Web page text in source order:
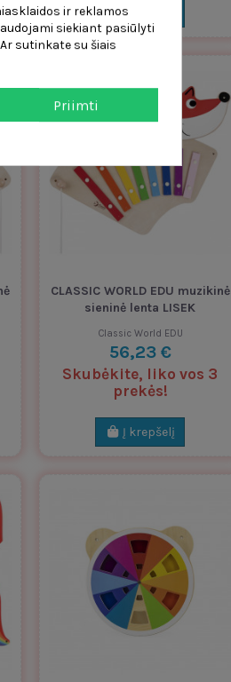
Į krepšelį
CLASSIC WORLD EDU muzikinė
sieninė lenta LISEK
Classic World EDU
56,23 €
Skubėkite, liko vos 3
prekės!
Į krepšelį
ir reklamos
siekiant pasiūlyti
sutinkate su šiais
Priimti